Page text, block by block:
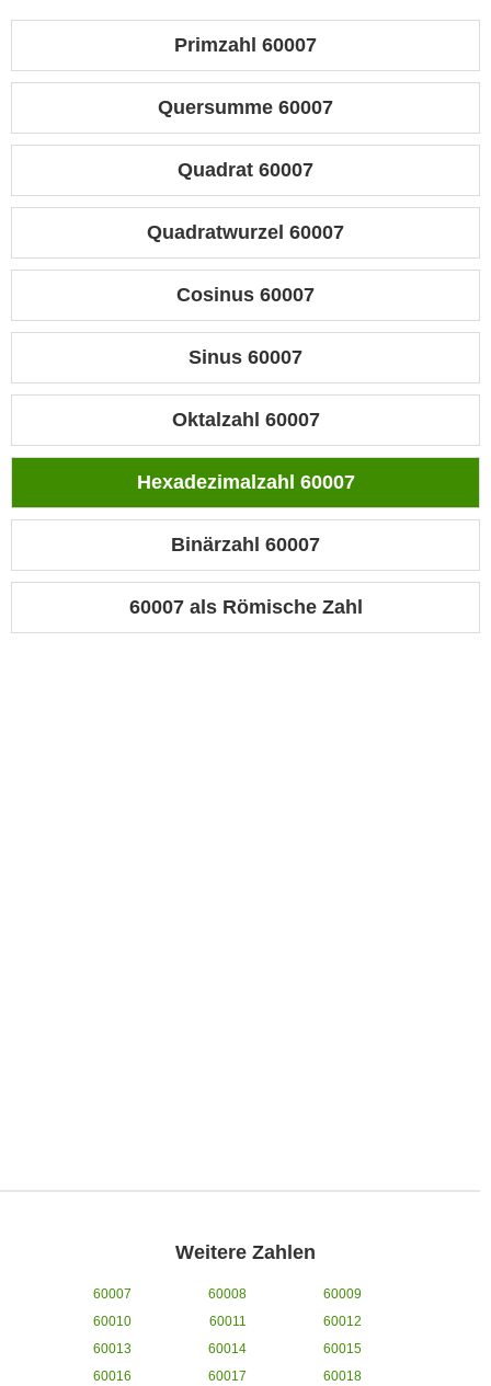
Primzahl 60007
Quersumme 60007
Quadrat 60007
Quadratwurzel 60007
Cosinus 60007
Sinus 60007
Oktalzahl 60007
Hexadezimalzahl 60007
Binärzahl 60007
60007 als Römische Zahl
Weitere Zahlen
60007 60008
60009
60010
60011
60012
60013
60014
60015
60016
60017
60018